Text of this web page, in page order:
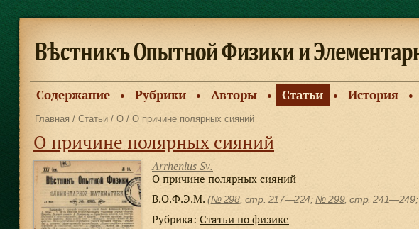
Содержание ● Рубрики ● Авторы ● Статьи ● История ●
Главная / Статьи / О / О причине полярных сияний
О причине полярных сияний
Arrhenius Sv.
О причине полярных сияний
В.О.Ф.Э.М. (№ 298, стр. 217—224; № 299, cтр. 241—249;
Рубрика: Статьи по физике